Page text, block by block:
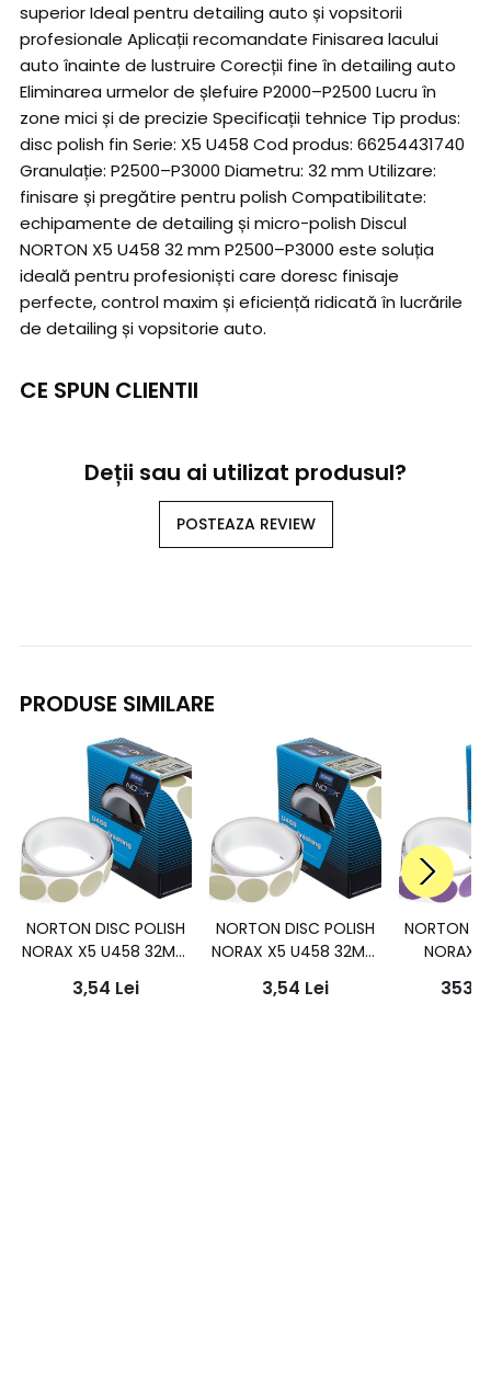
superior Ideal pentru detailing auto și vopsitorii
profesionale Aplicații recomandate Finisarea lacului
auto înainte de lustruire Corecții fine în detailing auto
Eliminarea urmelor de șlefuire P2000–P2500 Lucru în
zone mici și de precizie Specificații tehnice Tip produs:
disc polish fin Serie: X5 U458 Cod produs: 66254431740
Granulație: P2500–P3000 Diametru: 32 mm Utilizare:
finisare și pregătire pentru polish Compatibilitate:
echipamente de detailing și micro-polish Discul
NORTON X5 U458 32 mm P2500–P3000 este soluția
ideală pentru profesioniști care doresc finisaje
perfecte, control maxim și eficiență ridicată în lucrările
de detailing și vopsitorie auto.
CE SPUN CLIENTII
Deții sau ai utilizat produsul?
POSTEAZA REVIEW
PRODUSE SIMILARE
NORTON DISC POLISH
NORAX X5 U458 32MM
P2500-P3000 / BC
3,54 Lei
NORTON DISC POLISH
NORAX X5 U458 32MM
P2500-P3000 / BC
3,54 Lei
NORTON
NORAX